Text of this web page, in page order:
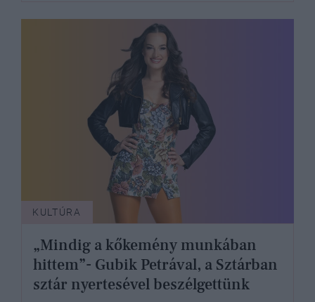
KULTÚRA
„Mindig a kőkemény munkában
hittem”- Gubik Petrával, a Sztárban
sztár nyertesével beszélgettünk